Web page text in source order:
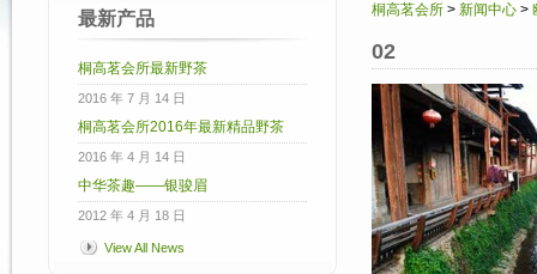
桐高茗会所 > 新闻中心 >
02
最新产品
桐高茗会所最新野茶
2016 年 7 月 14 日
桐高茗会所2016年最新精品野茶
2016 年 4 月 14 日
中华茶趣——银骏眉
2012 年 4 月 18 日
View All News